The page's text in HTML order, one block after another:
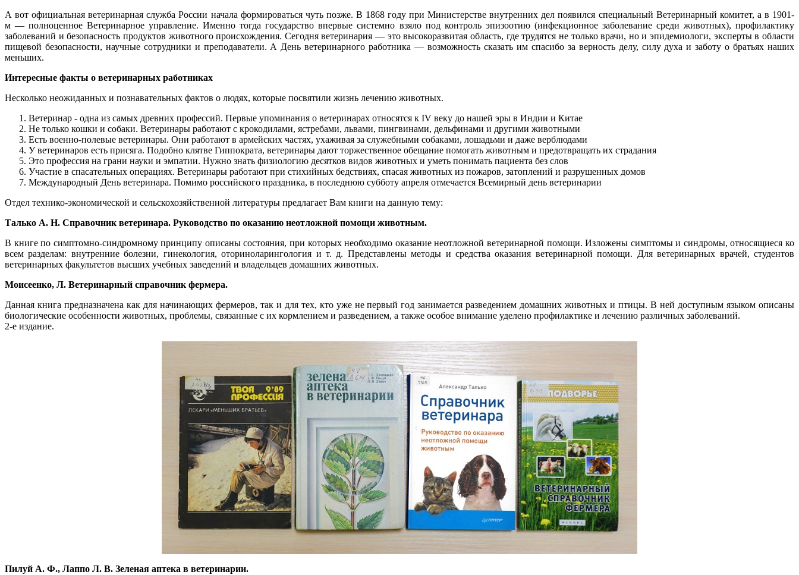
А вот официальная ветеринарная служба России начала формироваться чуть позже. В 1868 году при Министерстве внутренних дел появился специальный Ветеринарный комитет, а в 1901-
м — полноценное Ветеринарное управление. Именно тогда государство впервые системно взяло под контроль эпизоотию (инфекционное заболевание среди животных), профилактику
заболеваний и безопасность продуктов животного происхождения. Сегодня ветеринария — это высокоразвитая область, где трудятся не только врачи, но и эпидемиологи, эксперты в области
пищевой безопасности, научные сотрудники и преподаватели. А День ветеринарного работника — возможность сказать им спасибо за верность делу, силу духа и заботу о братьях наших
меньших.
Интересные факты о ветеринарных работниках
Несколько неожиданных и познавательных фактов о людях, которые посвятили жизнь лечению животных.
Ветеринар - одна из самых древних профессий. Первые упоминания о ветеринарах относятся к IV веку до нашей эры в Индии и Китае
Не только кошки и собаки. Ветеринары работают с крокодилами, ястребами, львами, пингвинами, дельфинами и другими животными
Есть военно-полевые ветеринары. Они работают в армейских частях, ухаживая за служебными собаками, лошадьми и даже верблюдами
У ветеринаров есть присяга. Подобно клятве Гиппократа, ветеринары дают торжественное обещание помогать животным и предотвращать их страдания
Это профессия на грани науки и эмпатии. Нужно знать физиологию десятков видов животных и уметь понимать пациента без слов
Участие в спасательных операциях. Ветеринары работают при стихийных бедствиях, спасая животных из пожаров, затоплений и разрушенных домов
Международный День ветеринара. Помимо российского праздника, в последнюю субботу апреля отмечается Всемирный день ветеринарии
Отдел технико-экономической и сельскохозяйственной литературы предлагает Вам книги на данную тему:
Талько А. Н. Справочник ветеринара. Руководство по оказанию неотложной помощи животным.
В книге по симптомно-синдромному принципу описаны состояния, при которых необходимо оказание неотложной ветеринарной помощи. Изложены симптомы и синдромы, относящиеся ко
всем разделам: внутренние болезни, гинекология, оториноларингология и т. д. Представлены методы и средства оказания ветеринарной помощи. Для ветеринарных врачей, студентов
ветеринарных факультетов высших учебных заведений и владельцев домашних животных.
Моисеенко, Л. Ветеринарный справочник фермера.
Данная книга предназначена как для начинающих фермеров, так и для тех, кто уже не первый год занимается разведением домашних животных и птицы. В ней доступным языком описаны
биологические особенности животных, проблемы, связанные с их кормлением и разведением, а также особое внимание уделено профилактике и лечению различных заболеваний.
2-е издание.
Пилуй А. Ф., Лаппо Л. В. Зеленая аптека в ветеринарии.